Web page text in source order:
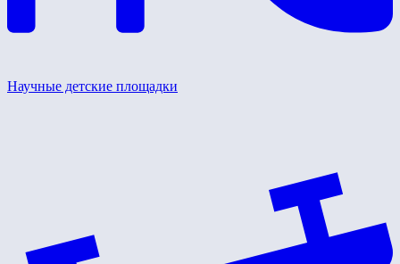
Научные детские площадки